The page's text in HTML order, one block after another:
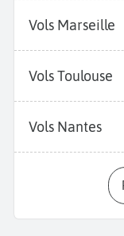
Vols Marseille
Vols Toulouse
Vols Nantes